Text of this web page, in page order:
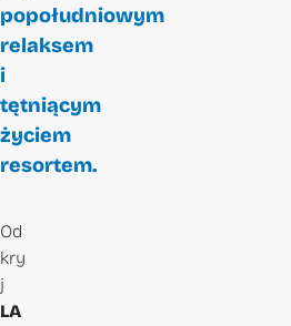
popołudniowym
relaksem
i
tętniącym
życiem
resortem.
Od
kry
j
LA